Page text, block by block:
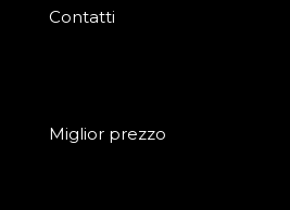
Contatti
Miglior prezzo